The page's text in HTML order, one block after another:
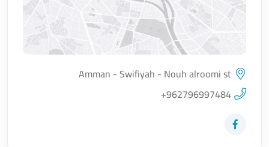
اضغط لتحميل الموقع
Amman - Swifiyah - Nouh alroomi st
+962796997484
زيارة حساب المتجر على Facebook-f